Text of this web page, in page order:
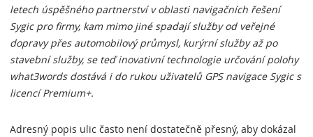
letech úspěšného partnerství v oblasti navigačních řešení
Sygic pro firmy, kam mimo jiné spadají služby od veřejné
dopravy přes automobilový průmysl, kurýrní služby až po
stavební služby, se teď inovativní technologie určování polohy
what3words dostává i do rukou uživatelů GPS navigace Sygic s
licencí Premium+.
Adresný popis ulic často není dostatečně přesný, aby dokázal